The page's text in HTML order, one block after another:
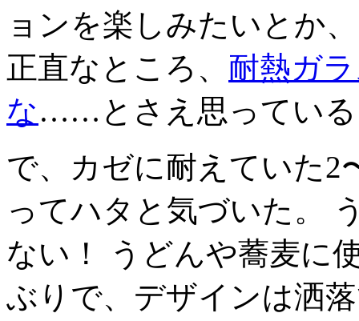
ョンを楽しみたいとか
正直なところ、 耐熱ガ
な……とさえ思ってい
で、カゼに耐えていた2
ってハタと気づいた。
ない！ うどんや蕎麦に
ぶりで、デザインは洒